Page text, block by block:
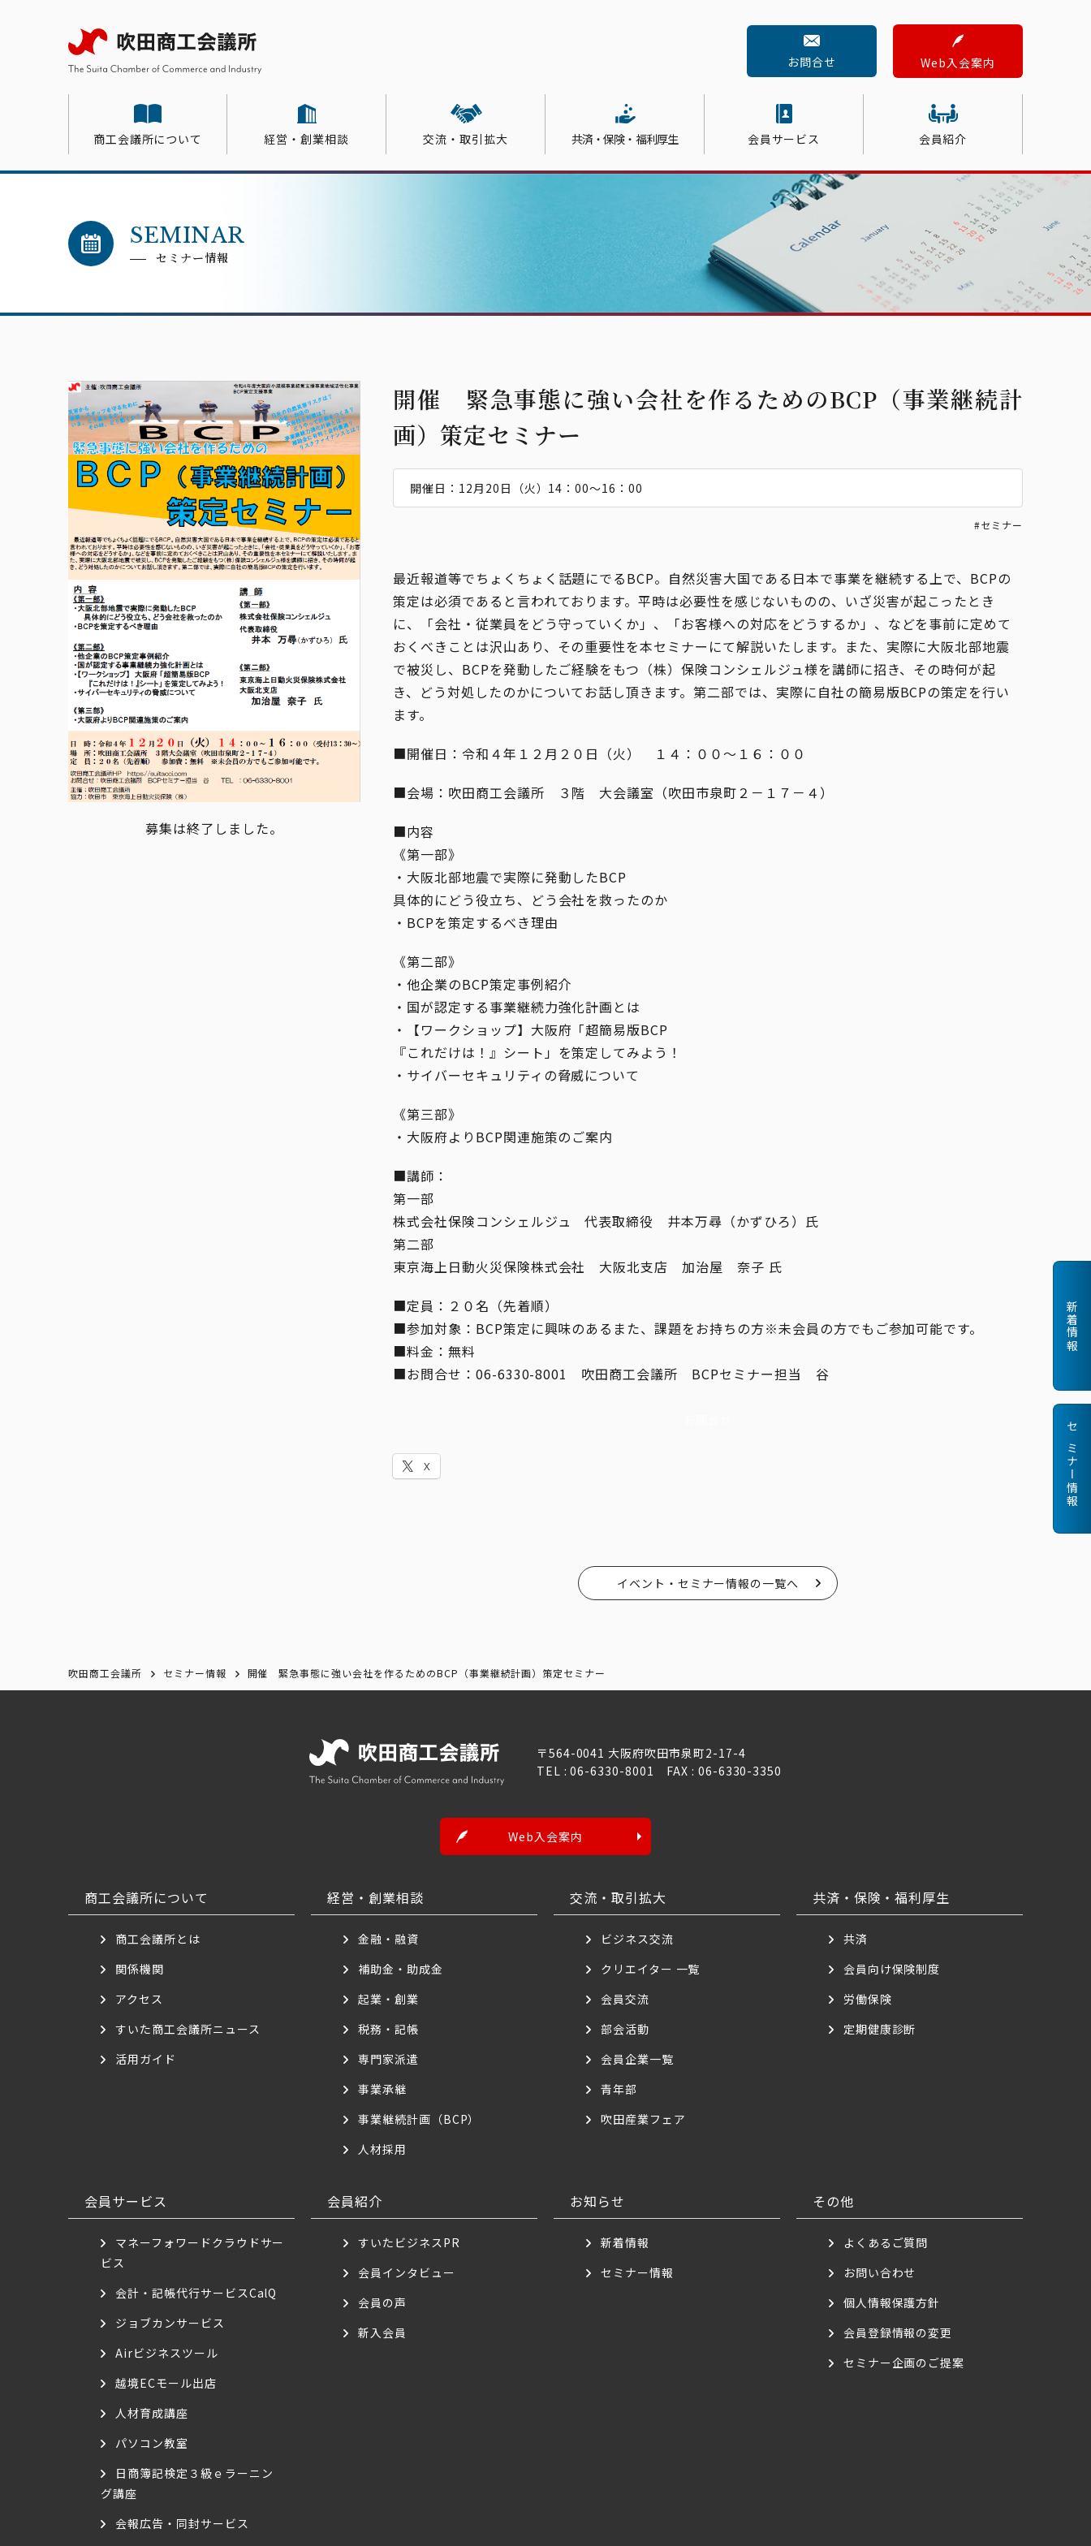
お問合せ Web入会案内
商工会議所について
商工会議所について
商工会議所とは すいた商工会議所ニュース
経営・創業相談
経営・創業相談
金融・融資 税務・記帳
事業継続計画（BCP） 人材採用
交流・取引拡大
交流・取引拡大
異業種交流会 会員交流
吹田産業フェア
共済・保険・福利厚生
共済・保険・福利厚生
共済 定期健康診断
会員サービス
会員サービス
販売・会計等支援サービス
マネーフォワードクラウドサー
Airビジネスツール
越境ECモール出店
会報広告・同封サービス
インターネット接続サービス
会員紹介
会員紹介
会員インタビュー 新入会員紹介
SEMINAR
セミナー情報
募集は終了しました。
開催 緊急事態に強い会社を作るためのBCP（事業継続計
画）策定セミナー
開催日：12月20日（火）14：00～16：00
#セミナー
最近報道等でちょくちょく話題にでるBCP。自然災害大国である日本で事業を継続する上で、BCPの
策定は必須であると言われております。平時は必要性を感じないものの、いざ災害が起こったとき
に、「会社・従業員をどう守っていくか」、「お客様への対応をどうするか」、などを事前に定めて
おくべきことは沢山あり、その重要性を本セミナーにて解説いたします。また、実際に大阪北部地震
で被災し、BCPを発動したご経験をもつ（株）保険コンシェルジュ様を講師に招き、その時何が起
き、どう対処したのかについてお話し頂きます。第二部では、実際に自社の簡易版BCPの策定を行い
ます。
■開催日：令和４年１２月２０日（火） １４：００～１６：００
■会場：吹田商工会議所 ３階 大会議室（吹田市泉町２－１７－４）
■内容
《第一部》
・大阪北部地震で実際に発動したBCP
具体的にどう役立ち、どう会社を救ったのか
・BCPを策定するべき理由
《第二部》
・他企業のBCP策定事例紹介
・国が認定する事業継続力強化計画とは
・【ワークショップ】大阪府「超簡易版BCP
『これだけは！』シート」を策定してみよう！
・サイバーセキュリティの脅威について
《第三部》
・大阪府よりBCP関連施策のご案内
■講師：
第一部
株式会社保険コンシェルジュ 代表取締役 井本万尋（かずひろ）氏
第二部
東京海上日動火災保険株式会社 大阪北支店 加治屋 奈子 氏
■定員：２０名（先着順）
■参加対象：BCP策定に興味のあるまた、課題をお持ちの方※未会員の方でもご参加可能です。
■料金：無料
■お問合せ：06-6330-8001 吹田商工会議所 BCPセミナー担当 谷
X
イベント・セミナー情報の一覧へ
吹田商工会議所 セミナー情報 開催 緊急事態に強い会社を作るためのBCP（事業継続計画）策定セミナー
〒564-0041 大阪府吹田市泉町2-17-4
TEL : 06-6330-8001 FAX : 06-6330-3350
Web入会案内
商工会議所について
商工会議所とは
関係機関
アクセス
すいた商工会議所ニュース
活用ガイド
経営・創業相談
金融・融資
補助金・助成金
起業・創業
税務・記帳
専門家派遣
事業承継
事業継続計画（BCP）
人材採用
交流・取引拡大
ビジネス交流
クリエイター 一覧
会員交流
部会活動
会員企業一覧
青年部
吹田産業フェア
共済・保険・福利厚生
共済
会員向け保険制度
労働保険
定期健康診断
会員サービス
マネーフォワードクラウドサー
ビス
会計・記帳代行サービスCalQ
ジョブカンサービス
Airビジネスツール
越境ECモール出店
人材育成講座
パソコン教室
日商簿記検定３級ｅラーニン
グ講座
会報広告・同封サービス
会員紹介
すいたビジネスPR
会員インタビュー
会員の声
新入会員
お知らせ
新着情報
セミナー情報
その他
よくあるご質問
お問い合わせ
個人情報保護方針
会員登録情報の変更
セミナー企画のご提案
新着情報
セミナー情報